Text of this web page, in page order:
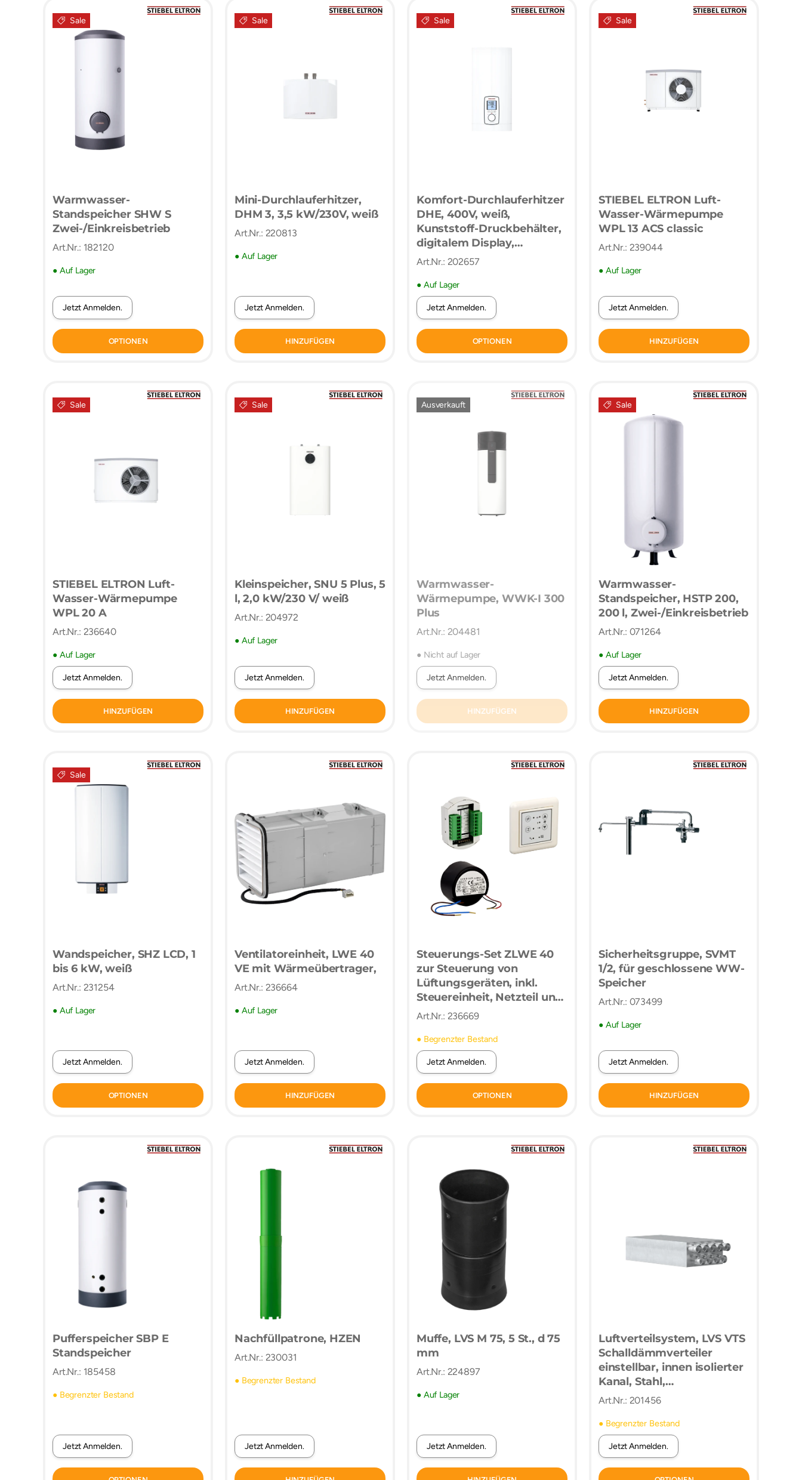
Sale
Warmwasser-
Standspeicher SHW S
Zwei-/Einkreisbetrieb
Art.Nr.: 182120
● Auf Lager
Jetzt Anmelden.
OPTIONEN
Sale
Mini-Durchlauferhitzer,
DHM 3, 3,5 kW/230V, weiß
Art.Nr.: 220813
● Auf Lager
Jetzt Anmelden.
HINZUFÜGEN
Sale
Komfort-Durchlauferhitzer
DHE, 400V, weiß,
Kunststoff-Druckbehälter,
digitalem Display,
elektronischer
Effizienzklasse
Art.Nr.: 202657
● Auf Lager
Jetzt Anmelden.
OPTIONEN
Sale
STIEBEL ELTRON Luft-
Wasser-Wärmepumpe
WPL 13 ACS classic
Art.Nr.: 239044
● Auf Lager
Jetzt Anmelden.
HINZUFÜGEN
Sale
STIEBEL ELTRON Luft-
Wasser-Wärmepumpe
WPL 20 A
Art.Nr.: 236640
● Auf Lager
Jetzt Anmelden.
HINZUFÜGEN
Sale
Kleinspeicher, SNU 5 Plus, 5
l, 2,0 kW/230 V/ weiß
Art.Nr.: 204972
● Auf Lager
Jetzt Anmelden.
HINZUFÜGEN
Ausverkauft
Warmwasser-
Wärmepumpe, WWK-I 300
Plus
Art.Nr.: 204481
● Nicht auf Lager
Jetzt Anmelden.
HINZUFÜGEN
Sale
Warmwasser-
Standspeicher, HSTP 200,
200 l, Zwei-/Einkreisbetrieb
Art.Nr.: 071264
● Auf Lager
Jetzt Anmelden.
HINZUFÜGEN
Sale
Wandspeicher, SHZ LCD, 1
bis 6 kW, weiß
Art.Nr.: 231254
● Auf Lager
Jetzt Anmelden.
OPTIONEN
Ventilatoreinheit, LWE 40
VE mit Wärmeübertrager,
Art.Nr.: 236664
● Auf Lager
Jetzt Anmelden.
HINZUFÜGEN
Steuerungs-Set ZLWE 40
zur Steuerung von
Lüftungsgeräten, inkl.
Steuereinheit, Netzteil und
Bedieneinheit,
Unterputzmontage der
Bedieneinheit, LED-
Anzeige Filterzustand
Art.Nr.: 236669
● Begrenzter Bestand
Jetzt Anmelden.
OPTIONEN
Sicherheitsgruppe, SVMT
1/2, für geschlossene WW-
Speicher
Art.Nr.: 073499
● Auf Lager
Jetzt Anmelden.
HINZUFÜGEN
Pufferspeicher SBP E
Standspeicher
Art.Nr.: 185458
● Begrenzter Bestand
Jetzt Anmelden.
Nachfüllpatrone, HZEN
Art.Nr.: 230031
● Begrenzter Bestand
Jetzt Anmelden.
Muffe, LVS M 75, 5 St., d 75
mm
Art.Nr.: 224897
● Auf Lager
Jetzt Anmelden.
Luftverteilsystem, LVS VTS
Schalldämmverteiler
einstellbar, innen isolierter
Kanal, Stahl,
sendzimirverzinkt,
Einschubende-Anschluss,
starr
Art.Nr.: 201456
● Begrenzter Bestand
Jetzt Anmelden.